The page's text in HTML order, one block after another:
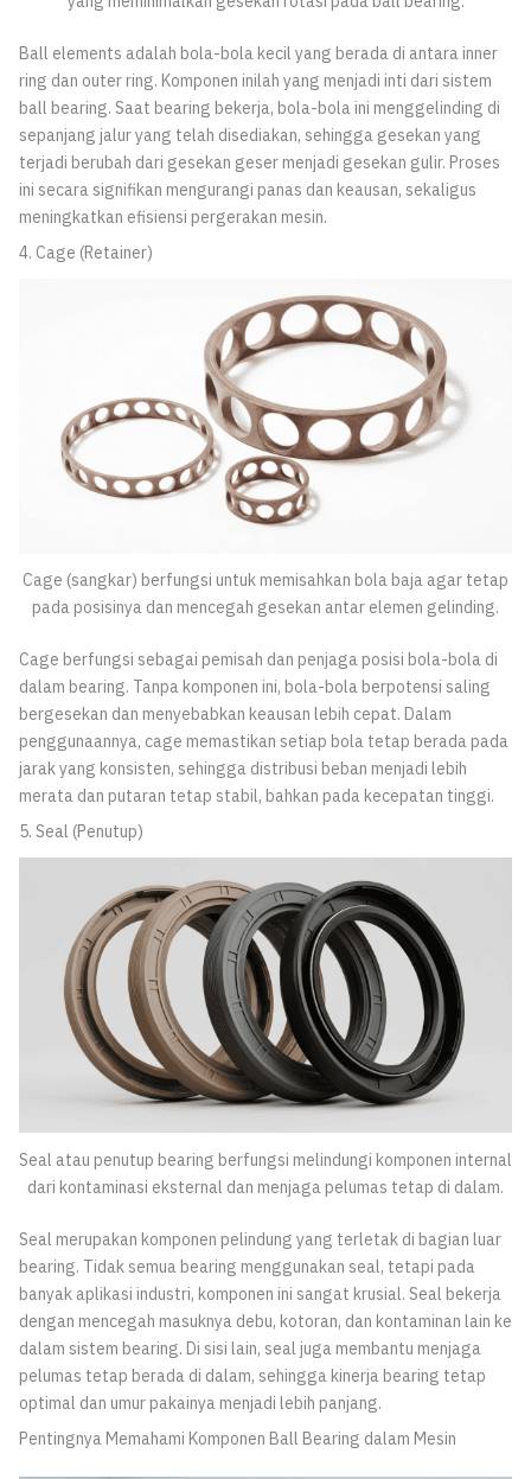
Ball elements adalah bola-bola kecil yang berada di antara inner
ring dan outer ring. Komponen inilah yang menjadi inti dari sistem
ball bearing. Saat bearing bekerja, bola-bola ini menggelinding di
sepanjang jalur yang telah disediakan, sehingga gesekan yang
terjadi berubah dari gesekan geser menjadi gesekan gulir. Proses
ini secara signifikan mengurangi panas dan keausan, sekaligus
meningkatkan efisiensi pergerakan mesin.
4. Cage (Retainer)
Cage (sangkar) berfungsi untuk memisahkan bola baja agar tetap
pada posisinya dan mencegah gesekan antar elemen gelinding.
Cage berfungsi sebagai pemisah dan penjaga posisi bola-bola di
dalam bearing. Tanpa komponen ini, bola-bola berpotensi saling
bergesekan dan menyebabkan keausan lebih cepat. Dalam
penggunaannya, cage memastikan setiap bola tetap berada pada
jarak yang konsisten, sehingga distribusi beban menjadi lebih
merata dan putaran tetap stabil, bahkan pada kecepatan tinggi.
5. Seal (Penutup)
Seal atau penutup bearing berfungsi melindungi komponen internal
dari kontaminasi eksternal dan menjaga pelumas tetap di dalam.
Seal merupakan komponen pelindung yang terletak di bagian luar
bearing. Tidak semua bearing menggunakan seal, tetapi pada
banyak aplikasi industri, komponen ini sangat krusial. Seal bekerja
dengan mencegah masuknya debu, kotoran, dan kontaminan lain ke
dalam sistem bearing. Di sisi lain, seal juga membantu menjaga
pelumas tetap berada di dalam, sehingga kinerja bearing tetap
optimal dan umur pakainya menjadi lebih panjang.
Pentingnya Memahami Komponen Ball Bearing dalam Mesin